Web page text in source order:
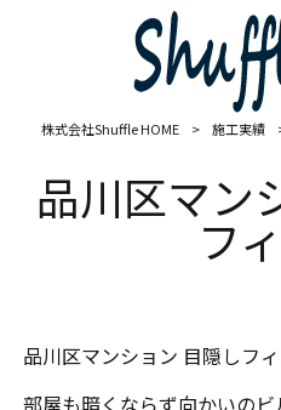
株式会社Shuffle HOME > 施工実績
品川区マン
フ
品川区マンション 目隠しフ
部屋も暗くならず向かいの